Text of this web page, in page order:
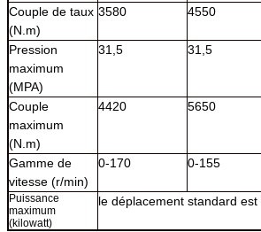
Couple de taux
(N.m)
3580 4550
Pression
maximum
(MPA)
31,5 31,5
Couple
maximum
(N.m)
4420 5650
Gamme de
vitesse (r/min)
0-170 0-155
Puissance
maximum
(kilowatt)
le déplacement standard